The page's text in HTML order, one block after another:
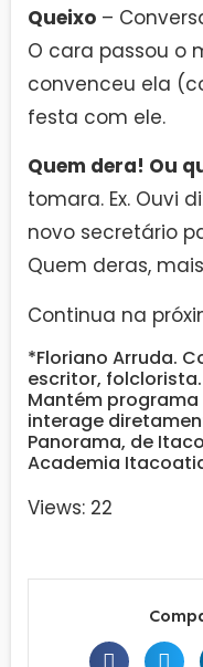
Queixo –
O cara passou o
convenceu ela
festa com ele.
Quem dera! Ou
tomara. Ex. Ouvi
novo secretário
Quem deras,
Continua na
*Floriano Arruda.
escritor,
Mantém
interage
Panorama, de
Academia
Views: 22